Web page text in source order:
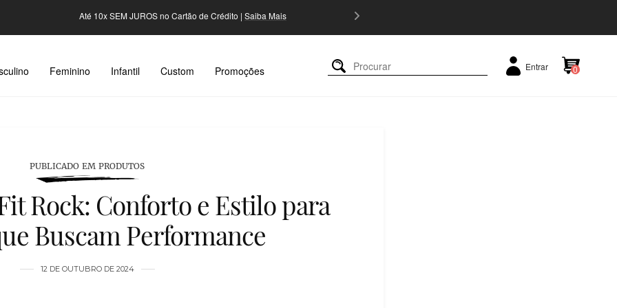
Até 10x SEM JUROS no Cartão de Crédito | Saiba Mais
Feminino Infantil Custom Promoções Entrar 0
PUBLICADO EM PRODUTOS
Rock: Conforto e Estilo para
Buscam Performance
12 DE OUTUBRO DE 2024